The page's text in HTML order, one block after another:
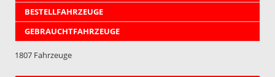
BESTELLFAHRZEUGE
GEBRAUCHTFAHRZEUGE
1807 Fahrzeuge